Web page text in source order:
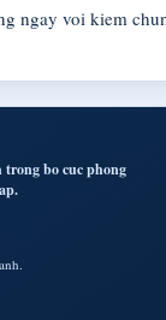
ngay voi kiem
bo cuc phong